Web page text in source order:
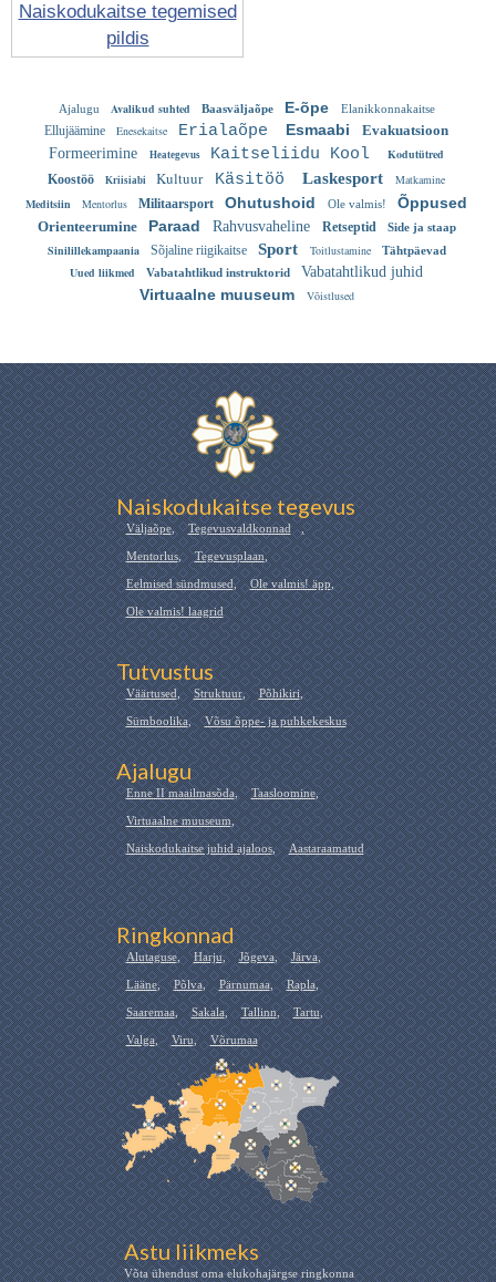
Naiskodukaitse tegemised
pildis
Ajalugu Avalikud suhted Baasväljaõpe E-õpe Elanikkonnakaitse
Ellujäämine Enesekaitse Erialaõpe Esmaabi
Evakuatsioon
Formeerimine
Heategevus Kaitseliidu Kool
Kodutütred
Koostöö
Kriisiabi Kultuur Käsitöö Laskesport
Matkamine
Meditsiin
Mentorlus Militaarsport Ohutushoid Ole valmis! Õppused
Orienteerumine Paraad Rahvusvaheline Retseptid Side ja staap
Sinilillekampaania Sõjaline riigikaitse Sport Toitlustamine Tähtpäevad
Uued liikmed Vabatahtlikud instruktorid Vabatahtlikud juhid
Virtuaalne muuseum Võistlused
Naiskodukaitse tegevus
Väljaõpe, Tegevusvaldkonnad ,
Mentorlus, Tegevusplaan,
Eelmised sündmused, Ole valmis! äpp,
Ole valmis! laagrid
Tutvustus
Väärtused, Struktuur, Põhikiri,
Sümboolika, Võsu õppe- ja puhkekeskus
Ajalugu
Enne II maailmasõda, Taasloomine,
Virtuaalne muuseum,
Naiskodukaitse juhid ajaloos, Aastaraamatud
Ringkonnad
Alutaguse, Harju, Jõgeva, Järva,
Lääne, Põlva, Pärnumaa, Rapla,
Saaremaa, Sakala, Tallinn, Tartu,
Valga, Viru, Võrumaa
Astu liikmeks
Võta ühendust oma elukohajärgse ringkonna